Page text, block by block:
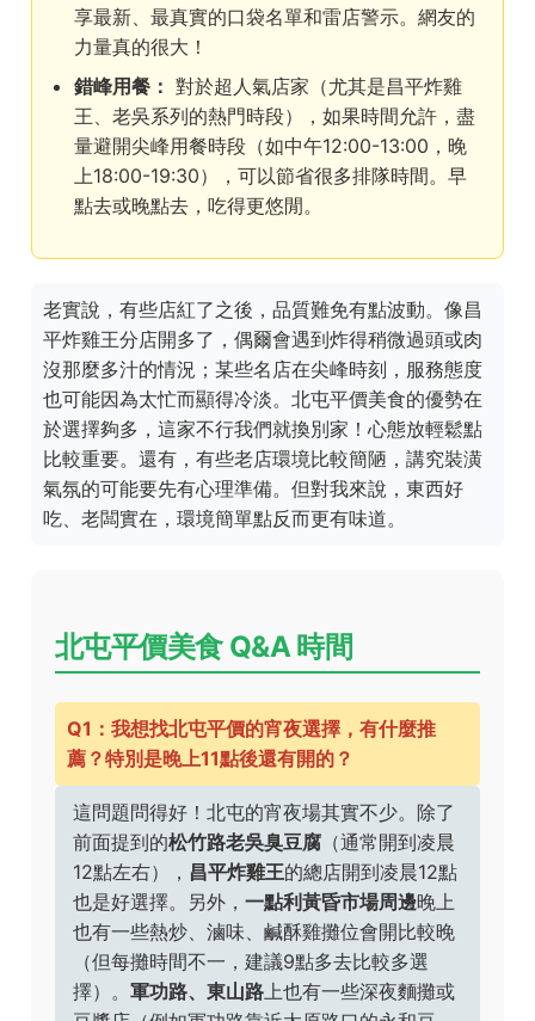
享最新、最真實的口袋名單和雷店警示。網友的
力量真的很大！
錯峰用餐： 對於超人氣店家（尤其是昌平炸雞
王、老吳系列的熱門時段），如果時間允許，盡
量避開尖峰用餐時段（如中午12:00-13:00，晚
上18:00-19:30），可以節省很多排隊時間。早
點去或晚點去，吃得更悠閒。
老實說，有些店紅了之後，品質難免有點波動。像昌
平炸雞王分店開多了，偶爾會遇到炸得稍微過頭或肉
沒那麼多汁的情況；某些名店在尖峰時刻，服務態度
也可能因為太忙而顯得冷淡。北屯平價美食的優勢在
於選擇夠多，這家不行我們就換別家！心態放輕鬆點
比較重要。還有，有些老店環境比較簡陋，講究裝潢
氣氛的可能要先有心理準備。但對我來說，東西好
吃、老闆實在，環境簡單點反而更有味道。
北屯平價美食 Q&A 時間
Q1：我想找北屯平價的宵夜選擇，有什麼推
薦？特別是晚上11點後還有開的？
這問題問得好！北屯的宵夜場其實不少。除了
前面提到的松竹路老吳臭豆腐 （通常開到凌晨
12點左右）， 昌平炸雞王的總店開到凌晨12點
也是好選擇。另外， 一點利黃昏市場周邊晚上
也有一些熱炒、滷味、鹹酥雞攤位會開比較晚
（但每攤時間不一，建議9點多去比較多選
擇）。 軍功路、東山路 上也有一些深夜麵攤或